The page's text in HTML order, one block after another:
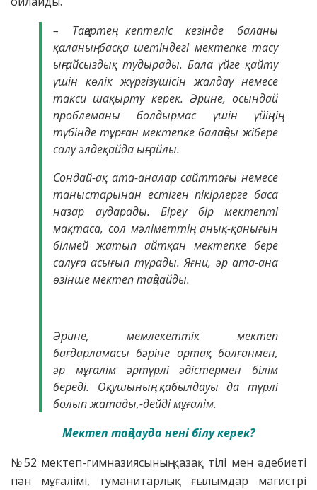
– Таңертең кептеліс кезінде баланы
қаланың басқа шетіндегі мектепке тасу
ыңғайсыздық тудырады. Бала үйге қайту
үшін көлік жүргізушісін жалдау немесе
такси шақырту керек. Әрине, осындай
проблеманы болдырмас үшін үйіңнің
түбінде тұрған мектепке балаңды жібере
салу әлдеқайда ыңғайлы.
Сондай-ақ ата-аналар сайттағы немесе
таныстарынан естіген пікірлерге баса
назар аударады. Біреу бір мектепті
мақтаса, сол мәліметтің анық-қанығын
білмей жатып айтқан мектепке бере
салуға асығып тұрады. Яғни, әр ата-ана
өзінше мектеп таңдайды.
Әрине, мемлекеттік мектеп
бағдарламасы бәріне ортақ болғанмен,
әр мұғалім әртүрлі әдістермен білім
береді. Оқушының қабылдауы да түрлі
болып жатады,-дейді мұғалім.
Мектеп таңдауда нені білу керек?
№52 мектеп-гимназиясының қазақ тілі мен әдебиеті
пән мұғалімі, гуманитарлық ғылымдар магистрі